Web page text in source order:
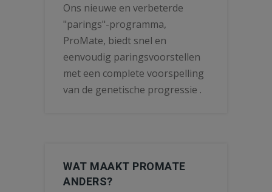
Ons nieuwe en verbeterde
"parings"-programma,
ProMate, biedt snel en
eenvoudig paringsvoorstellen
met een complete voorspelling
van de genetische progressie .
WAT MAAKT PROMATE
ANDERS?